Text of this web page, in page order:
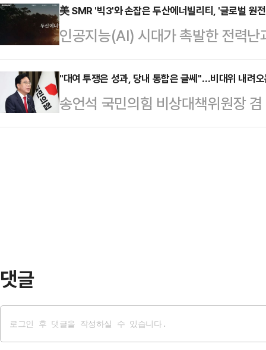
후보와의 격차는 불과 2367표차다
서 18만5401표를, 국민 여론조사
김 후보는 선…
스키 우크라이나 대통령이 트럼프
것이 재연될까 우려했지만, 이 대통
을 알고 있었다"고 밝혔다.이 대통
국제문제연구소(CSIS) 초청 강연
럼프 대통령이 매우 위협적으로
국 정부가 미군기…
美 SMR '빅3'와 손잡은 두산에너빌리티, '글로벌 원
인공지능(AI) 시대가 촉발한 전력
맞물리면서 '글로벌 원전 파운드리'
근 미국에서 AI 데이터센터 전력 공
아 성사시키며 북미 시장 공략에
리티에 따르면 회사는 미국 현지에
"대여 투쟁은 성과, 당내 통합은 글쎄"…비대위 내려
송언석 국민의힘 비상대책위원장
활을 마치고 직을 내려놓게 됐다.
댓글